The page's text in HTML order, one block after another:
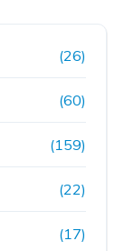
(26)
(60)
(159)
(22)
(17)